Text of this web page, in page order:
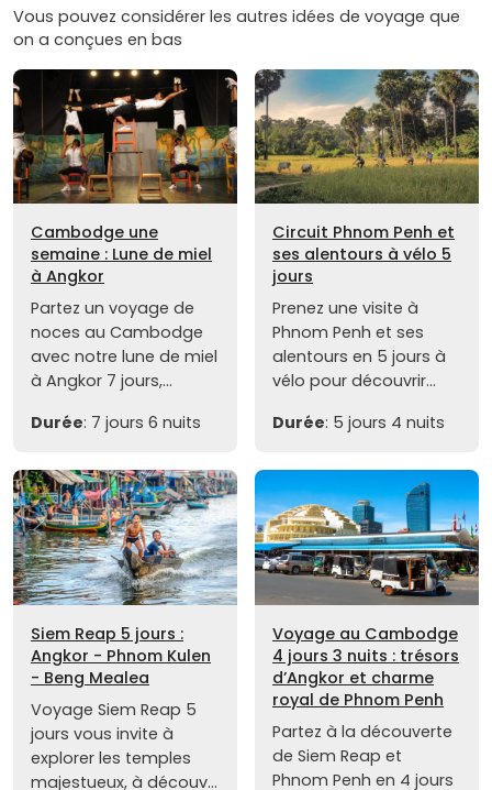
Vous pouvez considérer les autres idées de voyage que
on a conçues en bas
Cambodge une
semaine : Lune de miel
à Angkor
Partez un voyage de
noces au Cambodge
avec notre lune de miel
à Angkor 7 jours,...
Durée: 7 jours 6 nuits
Circuit Phnom Penh et
ses alentours à vélo 5
jours
Prenez une visite à
Phnom Penh et ses
alentours en 5 jours à
vélo pour découvrir...
Durée: 5 jours 4 nuits
Siem Reap 5 jours :
Angkor - Phnom Kulen
- Beng Mealea
Voyage Siem Reap 5
jours vous invite à
explorer les temples
majestueux, à découv...
Voyage au Cambodge
4 jours 3 nuits : trésors
d’Angkor et charme
royal de Phnom Penh
Partez à la découverte
de Siem Reap et
Phnom Penh en 4 jours